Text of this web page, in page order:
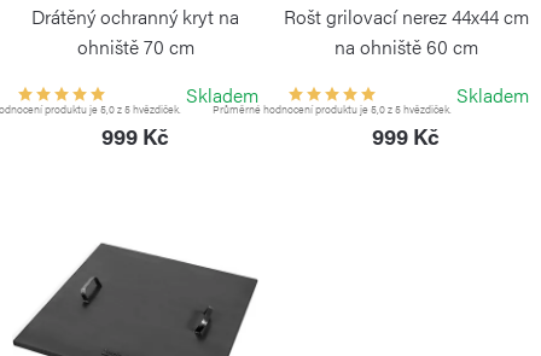
ů
d
u
Drátěný ochranný kryt na
ohniště 70 cm
produktu je 5,0 z 5 hvězdiček.
Skladem
999 Kč
Rošt grilovací nerez 44x44 cm
na ohniště 60 cm
Průměrné hodnocení produktu je 5,0 z 5 hvězdiček.
Skladem
999 Kč